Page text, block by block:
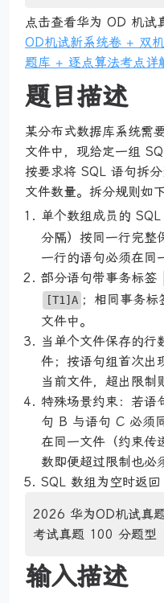
点击查看华为 OD 机试
OD机试新系统卷 + 双
题库 + 逐点算法考点详
题目描述
某分布式数据库系统需
文件中，现给定一组
按要求将 SQL 语句拆
文件数量。拆分规则如下
单个数组成员的
分隔）按同一行完整
一行的语句必须在同
部分语句带事务标签
[T1]A ；相同事务
文件中。
当单个文件保存的行
件；按语句组首次出
当前文件，超出限制
特殊场景约束：若
句 B 与语句 C 必须
在同一文件（约束传
数即便超过限制也必
SQL 数组为空时返回
2026 华为OD机试真
考试真题 100 分题型
输入描述